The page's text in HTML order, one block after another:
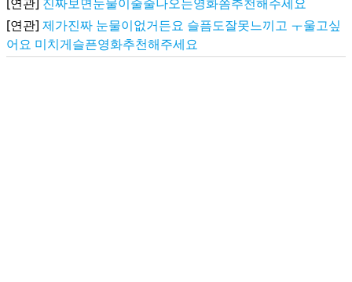
[연관] 제가진짜 눈물이없거든요 슬픔도잘못느끼고 ㅜ울고싶
어요 미치게슬픈영화추천해주세요